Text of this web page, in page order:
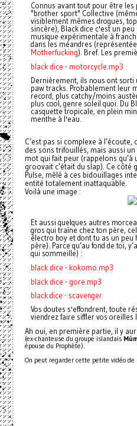
Connus avant tout pour être
"brother sport" Collective
visiblement mêmes drogues,
sincère), Black dice c'est un
musique expérimentale à
dans les méandres
Motherfucking). Bref. Les
black dice - motorcycle.mp3
Dernièrement, ils nous ont sorti
paw tracks. Probablement leur
record, plus catchy/moins
plus cool, genre soleil quoi. Du
casquette tropicale, en plein
menthe à l'eau.
C’est pas si complexe à
des sons trifouillés, mais aussi
mot qui fait peur (rappelons qu’à
groovait c’était du slap). Ce
Pulse, mêlé à ces bidouillages
entité totalement inattaquable.
Voilà une image :
Et aussi quelques autres
gros qui traîne chez ton père,
électro boy et dont tu as un peu
père). Parce qu’au fond de toi,
qui sommeille) :
black dice - kokomo.mp3
black dice - gore.mp3
black dice - scavenger
Vos doutes s'effondrent, toute
viendrez faire siffler vos oreilles
Ah oui, en première partie, il y
(ex-chanteuse du groupe islandais
épouse du Prophète).
On peut regarder cette petite vidéo de